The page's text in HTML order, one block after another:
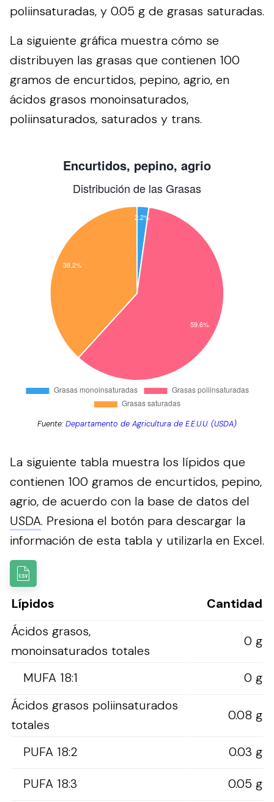
poliinsaturadas, y 0.05 g de grasas saturadas.
La siguiente gráfica muestra cómo se
distribuyen las grasas que contienen 100
gramos de encurtidos, pepino, agrio, en
ácidos grasos monoinsaturados,
poliinsaturados, saturados y trans.
Fuente:Departamento de Agricultura de E.E.U.U. (USDA)
La siguiente tabla muestra los lípidos que
contienen 100 gramos de encurtidos, pepino,
agrio, de acuerdo con la base de datos del
USDA. Presiona el botón para descargar la
información de esta tabla y utilizarla en Excel.
Lípidos
Cantidad
Ácidos grasos,
monoinsaturados totales
0 g
MUFA 18:1
0 g
Ácidos grasos poliinsaturados
totales
0.08 g
PUFA 18:2
0.03 g
PUFA 18:3
0.05 g